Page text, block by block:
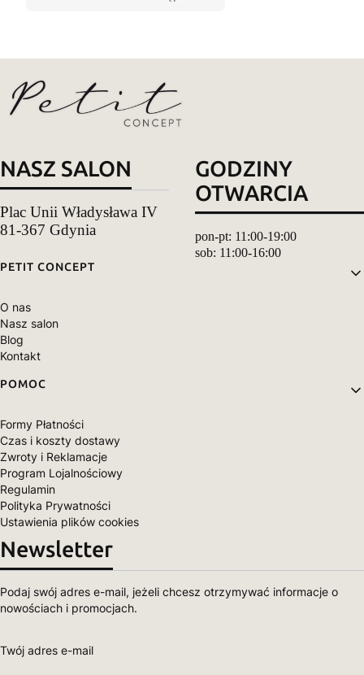
NASZ SALON
Plac Unii Władysława IV
81-367 Gdynia
GODZINY
OTWARCIA
pon-pt: 11:00-19:00
sob: 11:00-16:00
Linki w stopce
PETIT CONCEPT
O nas
Nasz salon
Blog
Kontakt
POMOC
Formy Płatności
Czas i koszty dostawy
Zwroty i Reklamacje
Program Lojalnościowy
Regulamin
Polityka Prywatności
Ustawienia plików cookies
Newsletter
Podaj swój adres e-mail, jeżeli chcesz otrzymywać informacje o
nowościach i promocjach.
Twój adres e-mail